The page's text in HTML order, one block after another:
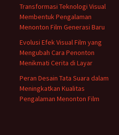
Transformasi Teknologi Visual
Membentuk Pengalaman
Menonton Film Generasi Baru
Evolusi Efek Visual Film yang
Mengubah Cara Penonton
Menikmati Cerita di Layar
Peran Desain Tata Suara dalam
Meningkatkan Kualitas
Pengalaman Menonton Film